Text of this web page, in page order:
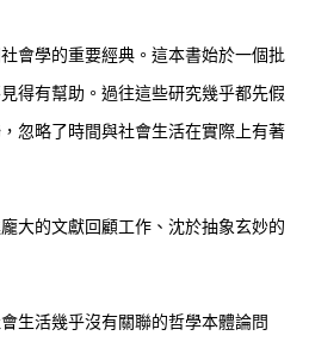
會學的重要經典。這本書始於一個批
得有幫助。過往這些研究幾乎都先假
忽略了時間與社會生活在實際上有著
大的文獻回顧工作、沈於抽象玄妙的
生活幾乎沒有關聯的哲學本體論問